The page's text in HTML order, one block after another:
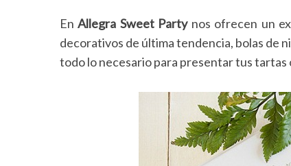
EnAllegra Sweet Partynos ofrecen un
decorativos de última tendencia, bolas de
todo lo necesario para presentar tus tartas
S
e
r